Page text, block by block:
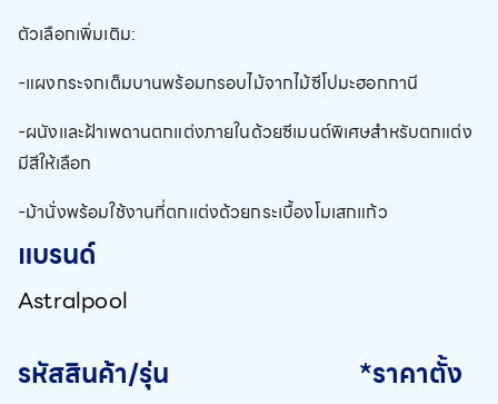
ตัวเลือกเพิ่มเติม:
-แผงกระจกเต็มบานพร้อมกรอบไม้จากไม้ซีโปมะฮอกกานี
-ผนังและฝ้าเพดานตกแต่งภายในด้วยซีเมนต์พิเศษสำหรับตกแต่ง
มีสีให้เลือก
-ม้านั่งพร้อมใช้งานที่ตกแต่งด้วยกระเบื้องโมเสกแก้ว
แบรนด์
Astralpool
รหัสสินค้า/รุ่น *ราคาตั้ง